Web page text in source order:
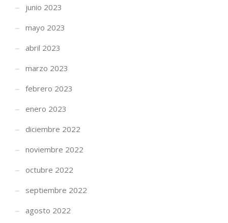
junio 2023
mayo 2023
abril 2023
marzo 2023
febrero 2023
enero 2023
diciembre 2022
noviembre 2022
octubre 2022
septiembre 2022
agosto 2022